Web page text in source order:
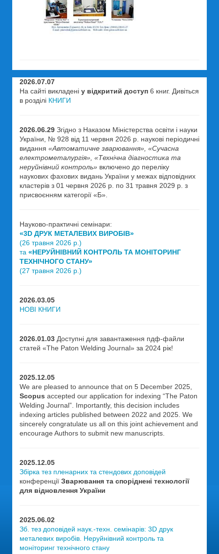
2026.07.07
На сайті викладені у відкритий доступ 6 книг. Дивіться
в розділі КНИГИ
2026.06.29 Згідно з Наказом Міністерства освіти і науки
України, № 928 від 11 червня 2026 р. наукові періодичні
видання «Автоматичне зварювання», «Сучасна
електрометалургія», «Технічна діагностика та
неруйнівний контроль» включено до переліку
наукових фахових видань України у межах відповідних
кластерів з 01 червня 2026 р. по 31 травня 2029 р. з
присвоєнням категорії «Б».
Науково-практичні семінари:
«3D ДРУК МЕТАЛЕВИХ ВИРОБІВ»
(26 травня 2026 р.)
та «НЕРУЙНІВНИЙ КОНТРОЛЬ ТА МОНІТОРИНГ
ТЕХНІЧНОГО СТАНУ»
(27 травня 2026 р.)
2026.03.05
НОВІ КНИГИ
2026.01.03 Доступні для завантаження пдф-файли
статей «The Paton Welding Journal» за 2024 рік!
2025.12.05
We are pleased to announce that on 5 December 2025,
Scopus accepted our application for indexing “The Paton
Welding Journal”. Importantly, this decision includes
indexing articles published between 2022 and 2025. We
sincerely congratulate us all on this joint achievement and
encourage Authors to submit new manuscripts.
2025.12.05
Збірка тез пленарних та стендових доповідей
конференції Зварювання та споріднені технології
для відновлення України
2025.06.02
Зб. тез доповідей наук.-техн. семінарів: 3D друк
металевих виробів. Неруйнівний контроль та
моніторинг технічного стану